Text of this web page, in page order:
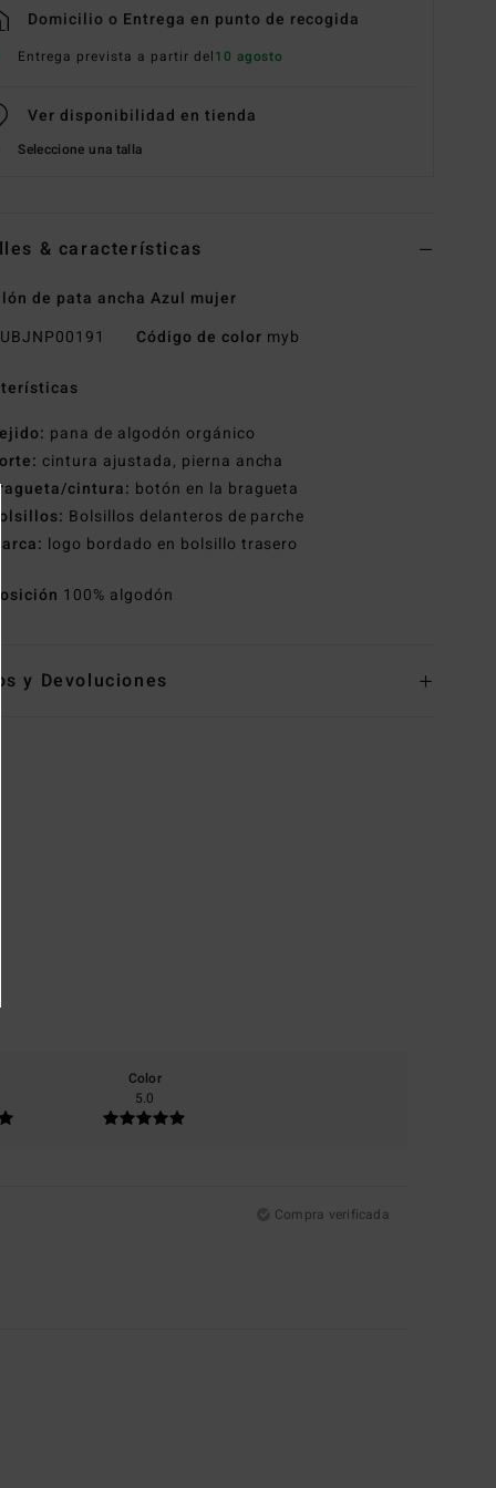
Domicilio o Entrega en punto de recogida
Entrega prevista a partir del10 agosto
Ver disponibilidad en tienda
Seleccione una talla
& características
de pata ancha Azul mujer
UBJNP00191 Código de color myb
pana de algodón orgánico
cintura ajustada, pierna ancha
cintura: botón en la bragueta
Bolsillos: Bolsillos delanteros de parche
Marca: logo bordado en bolsillo trasero
100% algodón
y Devoluciones
Color
5.0
Compra verificada